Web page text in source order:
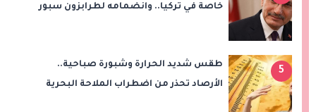
خاصة في تركيا.. وانضمامه لطرابزون سبور
5
طقس شديد الحرارة وشبورة صباحية..
الأرصاد تحذر من اضطراب الملاحة البحرية